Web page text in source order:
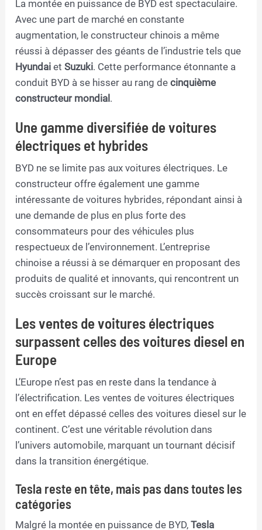
La montée en puissance de BYD est spectaculaire.
Avec une part de marché en constante
augmentation, le constructeur chinois a même
réussi à dépasser des géants de l’industrie tels que
Hyundai etSuzuki. Cette performance étonnante a
conduit BYD à se hisser au rang decinquième
constructeur mondial.
Une gamme diversifiée de voitures
électriques et hybrides
BYD ne se limite pas aux voitures électriques. Le
constructeur offre également une gamme
intéressante de voitures hybrides, répondant ainsi à
une demande de plus en plus forte des
consommateurs pour des véhicules plus
respectueux de l’environnement. L’entreprise
chinoise a réussi à se démarquer en proposant des
produits de qualité et innovants, qui rencontrent un
succès croissant sur le marché.
Les ventes de voitures électriques
surpassent celles des voitures diesel en
Europe
L’Europe n’est pas en reste dans la tendance à
l’électrification. Les ventes de voitures électriques
ont en effet dépassé celles des voitures diesel sur le
continent. C’est une véritable révolution dans
l’univers automobile, marquant un tournant décisif
dans la transition énergétique.
Tesla reste en tête, mais pas dans toutes les
catégories
Malgré la montée en puissance de BYD,Tesla